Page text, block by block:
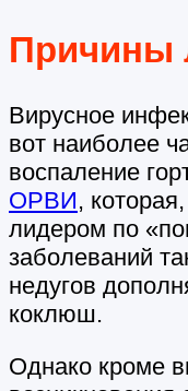
Причины
Вирусное
вот наиболее
воспаление
ОРВИ,
лидером по
заболеваний
недугов
коклюш.
Однако кроме